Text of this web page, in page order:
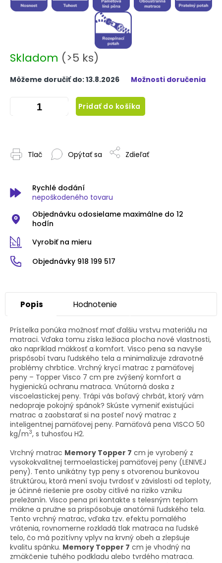
Skladom (>5 ks)
Môžeme doručiť do:13.8.2026 Možnosti doručenia
Pridať do košíka
Tlač Opýtať sa Zdieľať
Rychlé dodání
nepoškodeného tovaru
Objednávku odosielame maximálne do 12
hodín
Vyrobiť na mieru
Objednávky 918 199 517
Popis Hodnotenie
Prístelka ponúka možnosť mať ďalšiu vrstvu materiálu na
matraci. Vďaka tomu získa ležiaca plocha nové vlastnosti,
ako napríklad mäkkosť a komfort. Visco pena sa navyše
prispôsobí tvaru ľudského tela a minimalizuje zdravotné
problémy chrbtice. Vrchný krycí matrac z pamäťovej
peny – Topper Visco 7 cm pre zvýšený komfort a
hygienickú ochranu matraca. Vnútorná doska z
viscoelastickej peny. Trápi vás boľavý chrbát, ktorý vám
nedopraje pokojný spánok? Skúste vymeniť existujúci
matrac a zaobstarať si na posteľ nový matrac z
inteligentnej pamäťovej peny. Pamäťová pena VISCO 50
kg/m3, s tuhosťou H2.
Vrchný matrac Memory Topper 7 cm je vyrobený z
vysokokvalitnej termoelastickej pamäťovej peny (LENIVEJ
peny). Tento unikátny typ peny s otvorenou bunkovou
štruktúrou, ktorá mení svoju tvrdosť v závislosti od teploty,
je účinné riešenie pre osoby citlivé na riziko vzniku
preležanín. Visco pena pri kontakte s telesným teplom
mäkne a pružne sa prispôsobuje anatómii ľudského tela.
Tento vrchný matrac, vďaka tzv. efektu pomalého
vrátenia, rovnomerne rozkladá tlak matraca na ľudské
telo, čo má pozitívny vplyv na krvný obeh a zlepšuje
kvalitu spánku. Memory Topper 7 cm je vhodný na
zmäkčenie tuhého podkladu alebo tvrdého matraca.